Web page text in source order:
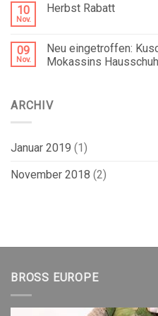
10
Nov.
Herbst Rabatt
09
Nov.
Neu eingetroffen:
Mokassins
ARCHIV
Januar 2019 (1)
November 2018 (2)
BROSS EUROPE